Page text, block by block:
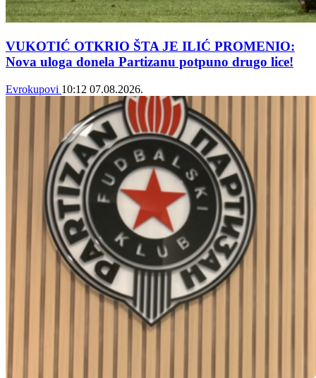
VUKOTIĆ OTKRIO ŠTA JE ILIĆ PROMENIO:
Nova uloga donela Partizanu potpuno drugo lice!
Evrokupovi 10:12 07.08.2026.